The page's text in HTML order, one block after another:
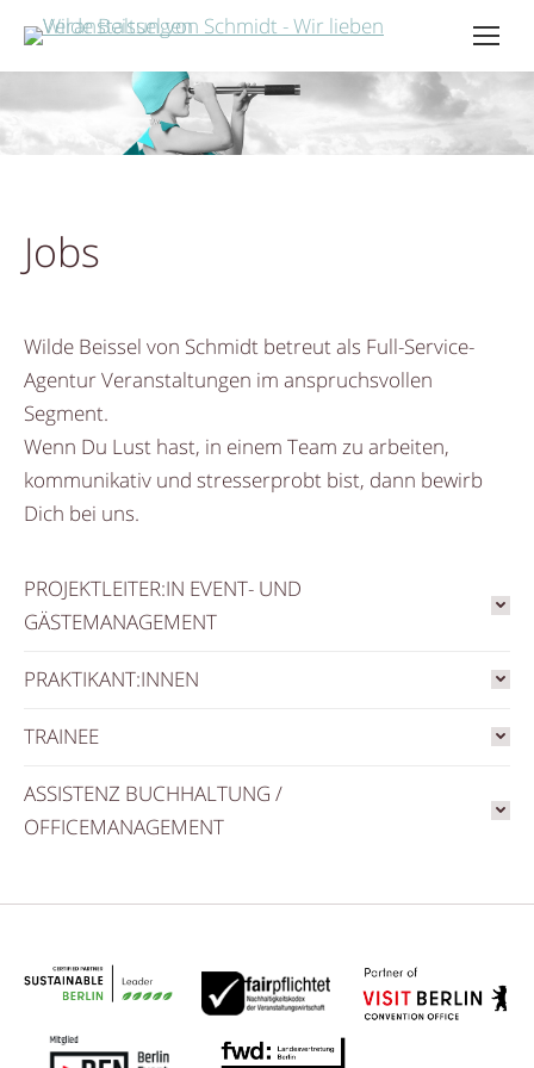
Jobs
Wilde Beissel von Schmidt betreut als Full-Service-
Agentur Veranstaltungen im anspruchsvollen
Segment.
Wenn Du Lust hast, in einem Team zu arbeiten,
kommunikativ und stresserprobt bist, dann bewirb
Dich bei uns.
PROJEKTLEITER:IN EVENT- UND
GÄSTEMANAGEMENT
PRAKTIKANT:INNEN
TRAINEE
ASSISTENZ BUCHHALTUNG /
OFFICEMANAGEMENT